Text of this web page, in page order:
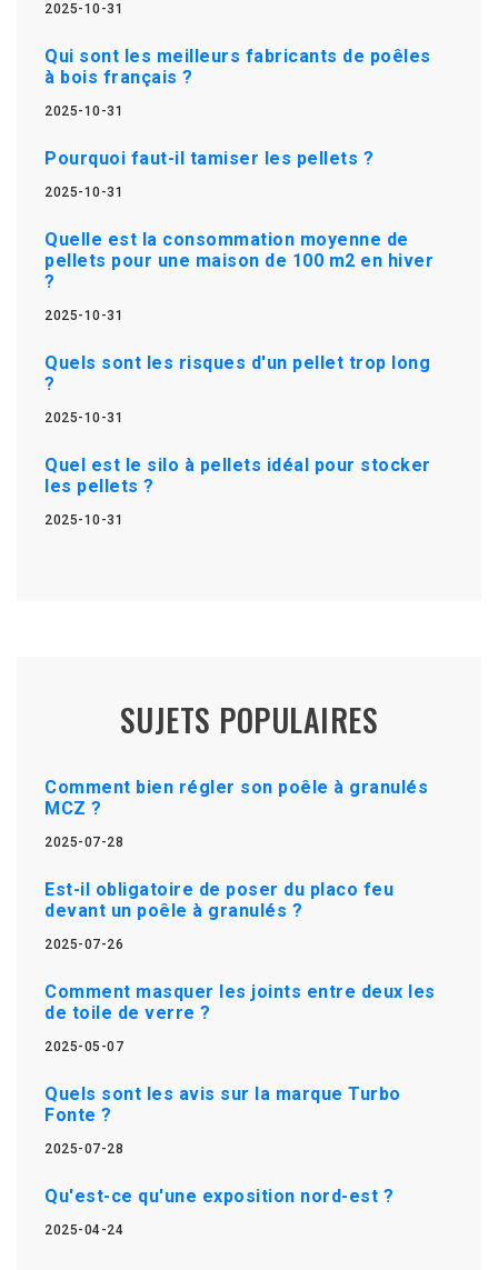
2025-10-31
Qui sont les meilleurs fabricants de poêles
à bois français ?
2025-10-31
Pourquoi faut-il tamiser les pellets ?
2025-10-31
Quelle est la consommation moyenne de
pellets pour une maison de 100 m2 en hiver
?
2025-10-31
Quels sont les risques d'un pellet trop long
?
2025-10-31
Quel est le silo à pellets idéal pour stocker
les pellets ?
2025-10-31
SUJETS POPULAIRES
Comment bien régler son poêle à granulés
MCZ ?
2025-07-28
Est-il obligatoire de poser du placo feu
devant un poêle à granulés ?
2025-07-26
Comment masquer les joints entre deux les
de toile de verre ?
2025-05-07
Quels sont les avis sur la marque Turbo
Fonte ?
2025-07-28
Qu'est-ce qu'une exposition nord-est ?
2025-04-24